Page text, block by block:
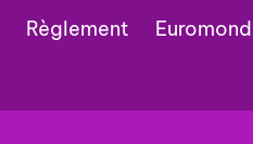
Règlement